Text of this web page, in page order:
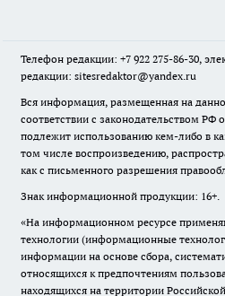
Телефон редакции: +7 922 275-86-30,
редакции: sitesredaktor@yandex.ru
Вся информация, размещенная на
соответствии с законодательством РФ
подлежит использованию кем-либо в
том числе воспроизведению,
как с письменного разрешения
Знак информационной продукции: 16+.
«На информационном ресурсе
технологии (информационные
информации на основе сбора,
относящихся к предпочтениям
находящихся на территории